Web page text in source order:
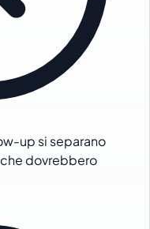
up si separano
dovrebbero